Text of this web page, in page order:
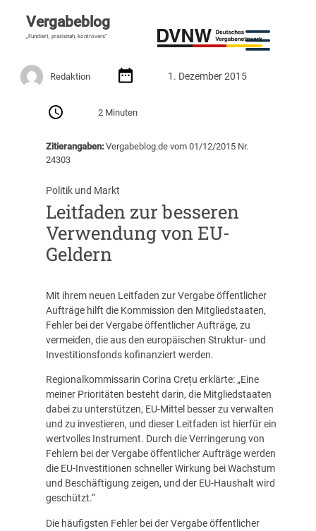
Vergabeblog
„Fundiert, praxisnah, kontrovers“
Redaktion 1. Dezember 2015
2 Minuten
Zitierangaben:Vergabeblog.de vom 01/12/2015 Nr.
24303
Politik und Markt
Leitfaden zur besseren
Verwendung von EU-
Geldern
Mit ihrem neuen Leitfaden zur Vergabe öffentlicher
Aufträge hilft die Kommission den Mitgliedstaaten,
Fehler bei der Vergabe öffentlicher Aufträge, zu
vermeiden, die aus den europäischen Struktur- und
Investitionsfonds kofinanziert werden.
Regionalkommissarin Corina Crețu erklärte: „Eine
meiner Prioritäten besteht darin, die Mitgliedstaaten
dabei zu unterstützen, EU-Mittel besser zu verwalten
und zu investieren, und dieser Leitfaden ist hierfür ein
wertvolles Instrument. Durch die Verringerung von
Fehlern bei der Vergabe öffentlicher Aufträge werden
die EU-Investitionen schneller Wirkung bei Wachstum
und Beschäftigung zeigen, und der EU-Haushalt wird
geschützt.“
Die häufigsten Fehler bei der Vergabe öffentlicher